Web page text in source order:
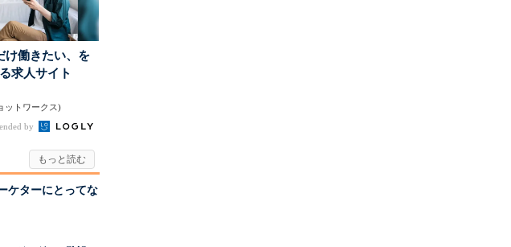
け働きたい、を
求人サイト
ットワークス)
by
ケターにとってな